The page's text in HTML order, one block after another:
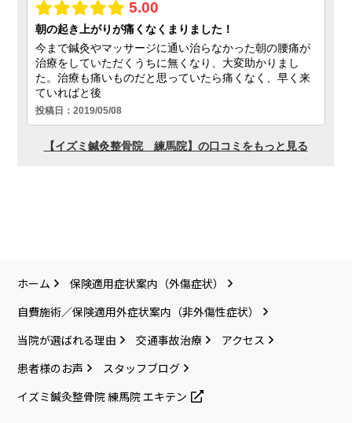
ホーム
保険適用症状案内（外傷症状）
自費施術／保険適用外症状案内（非外傷性症状）
当院が選ばれる理由
交通事故治療
アクセス
患者様のお声
スタッフブログ
イズミ鍼灸整骨院 練馬院 エキテン